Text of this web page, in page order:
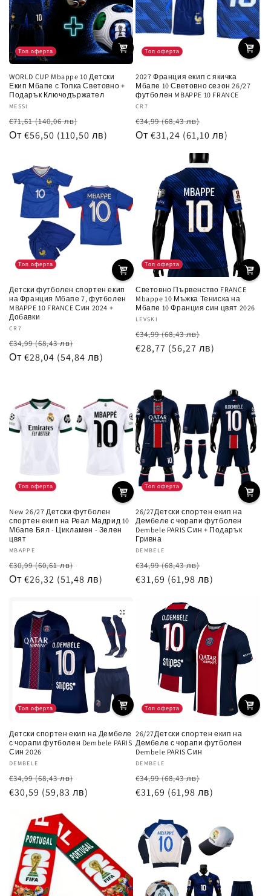
Топ оферта
WORLD CUP Mbappe 10 Детски
Екип Мбапе с Топка Световно +
Подарък Ключодържател
Доставчик:
MESSI
Обичайна
цена
€71,61(140,06 лв)
при
От €56,50 (110,50 лв)
Топ оферта
2027 Франция екип с якичка
Мбапе 10 Световно сезон 26/27
футболен MBAPPE 10 FRANCE
Доставчик:
CR7
Обичайна
цена
€34,99(68,43 лв)
при
От €31,24 (61,10 лв)
Топ оферта
Детски футболен спортен екип
на Франция Мбапе 7, футболен
MBAPPE 10 FRANCE Син 2024 +
Добавки
Доставчик:
CR7
Обичайна
цена
€34,99(68,43 лв)
при
От €28,04 (54,84 лв)
Топ оферта
Световно Първенство FRANCE
Mbappe 10 Мъжка Тениска на
Мбапе 10 Франция син цвят 2026
Доставчик:
LEVSKI
Обичайна
цена
€34,99(68,43 лв)
при
€28,77 (56,27 лв)
Топ оферта
New 26/27 Детски футболен
спортен екип на Реал Мадрид 10
Мбапе Бял - Цикламен - Зелен
цвят
Доставчик:
MBAPPE
Обичайна
цена
€30,99(60,61 лв)
при
От €26,32 (51,48 лв)
Топ оферта
26/27Детски спортен екип на
Дембеле с чорапи футболен
Dembele PARIS Син + Подарък
Гривна
Доставчик:
DEMBELE
Обичайна
цена
€34,99(68,43 лв)
при
€31,69 (61,98 лв)
Топ оферта
Детски спортен екип на Дембеле
с чорапи футболен Dembele PARIS
Син 2026
Доставчик:
DEMBELE
Обичайна
цена
€34,99(68,43 лв)
при
€30,59 (59,83 лв)
Топ оферта
26/27Детски спортен екип на
Дембеле с чорапи футболен
Dembele PARIS Син
Доставчик:
DEMBELE
Обичайна
цена
€34,99(68,43 лв)
при
€31,69 (61,98 лв)